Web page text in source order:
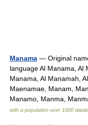
Manama — Original
language Al Manama, Al
Manama, Al Manamah,
Maenamae, Manam,
Manamo, Manma,
with a population over 1000